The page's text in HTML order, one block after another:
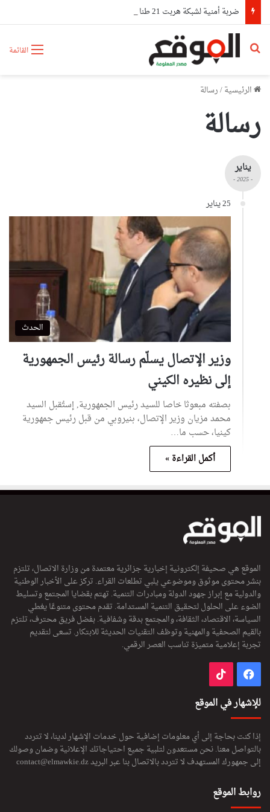
القائمة بحث عن
الرئيسية/رسالة
رسالة
يناير
- 2025 -
25 يناير
الحدث
وزير الإتصال يسلّم رسالة رئيس الجمهورية
إلى نظيره الكيني
بصفته مبعوثا خاصا للسيد رئيس الجمهورية, إستُقبل السيد
محمد مزيان وزير الإتصال، بنيروبي من قبل رئيس جمهورية
كينيا، حسب ما…
أكمل القراءة »
الموقع هي صحيفة إلكترونية إخبارية جزائرية معتمدة من وزارة الاتصال، تلتزم
بنشر محتوى موثوق وموضوعي يلبي تطلعات القراء. تركز على الأخبار الوطنية
والدولية مع إبراز جهود الدولة ومبادرات التنمية. تهتم بقضايا المجتمع وتسليط
الضوء على الحلول لتحقيق التنمية المستدامة. تقدم محتوى متنوعًا يغطي
السياسة، الاقتصاد، الثقافة، والمجتمع بدقة وشفافية. بفضل فريق محترف، تلتزم
بالقيم الصحفية والمهنية وتوظف التقنيات الحديثة للابتكار. تسعى لتقديم
تجربة إعلامية متميزة تناسب العصر الرقمي.
فيسبوك
للإشهار في الموقع
إذا كنت بحاجة إلى أي معلومات إضافية حول خدمات الإشهار لدينا، لا تتردد
بالتواصل معنا. نحن مستعدون لتلبية جميع احتياجاتك الإعلانية وضمان وصولك
إلى جمهورك المستهدف لا تتردد بالاتصال بنا عبر البريدcontact@elmawkie.dz
روابط الموقع